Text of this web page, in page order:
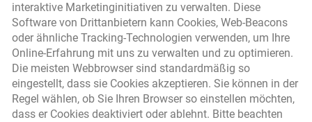
interaktive Marketinginitiativen zu verwalten. Diese
Software von Drittanbietern kann Cookies, Web-Beacons
oder ähnliche Tracking-Technologien verwenden, um Ihre
Online-Erfahrung mit uns zu verwalten und zu optimieren.
Die meisten Webbrowser sind standardmäßig so
eingestellt, dass sie Cookies akzeptieren. Sie können in der
Regel wählen, ob Sie Ihren Browser so einstellen möchten,
dass er Cookies deaktiviert oder ablehnt. Bitte beachten